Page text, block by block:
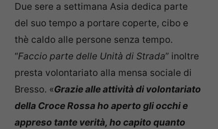
Due sere a settimana Asia dedica parte
del suo tempo a portare coperte, cibo e
thè caldo alle persone senza tempo.
“Faccio parte delle Unità di Strada” inoltre
presta volontariato alla mensa sociale di
Bresso. «Grazie alle attività di volontariato
della Croce Rossa ho aperto gli occhi e
appreso tante verità, ho capito quanto